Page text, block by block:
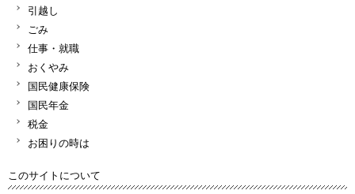
引越し
ごみ
仕事・就職
おくやみ
国民健康保険
国民年金
税金
お困りの時は
このサイトについて